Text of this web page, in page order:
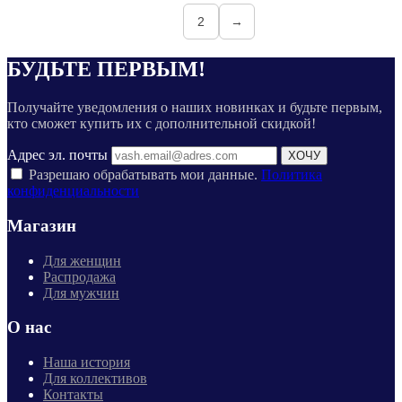
2 →
БУДЬТЕ ПЕРВЫМ!
Получайте уведомления о наших новинках и будьте первым,
кто сможет купить их с дополнительной скидкой!
Адрес эл. почты ХОЧУ
Разрешаю обрабатывать мои данные. Политика
конфиденциальности
Магазин
Для женщин
Распродажа
Для мужчин
О нас
Наша история
Для коллективов
Контакты